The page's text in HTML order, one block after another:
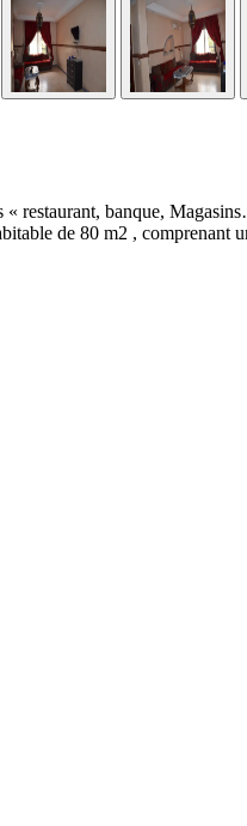
restaurant, banque,
de 80 m2 , comprenant